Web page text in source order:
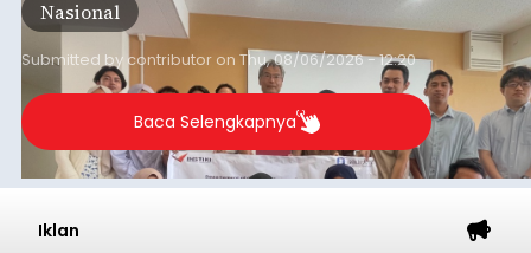
Laboratory, Okayama University, Jepang.
Nasional
Submitted by contributor on Thu, 08/06/2026 - 12:20
Baca Selengkapnya
Iklan